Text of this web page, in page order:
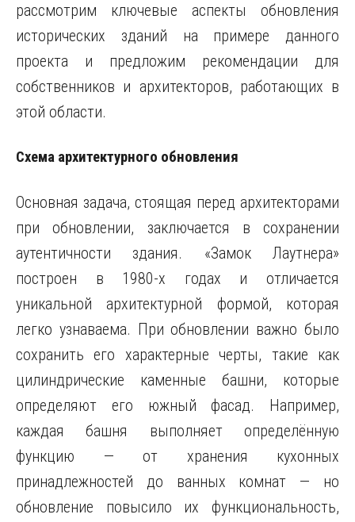
рассмотрим ключевые аспекты обновления
исторических зданий на примере данного
проекта и предложим рекомендации для
собственников и архитекторов, работающих в
этой области.
Схема архитектурного обновления
Основная задача, стоящая перед архитекторами
при обновлении, заключается в сохранении
аутентичности здания. «Замок Лаутнера»
построен в 1980-х годах и отличается
уникальной архитектурной формой, которая
легко узнаваема. При обновлении важно было
сохранить его характерные черты, такие как
цилиндрические каменные башни, которые
определяют его южный фасад. Например,
каждая башня выполняет определённую
функцию — от хранения кухонных
принадлежностей до ванных комнат — но
обновление повысило их функциональность,